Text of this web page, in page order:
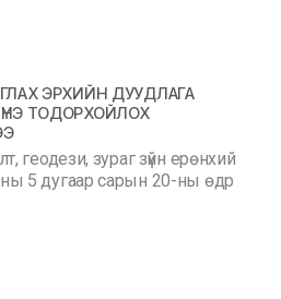
ЭРХИЙН ДУУДЛАГА
ТОДОРХОЙЛОХ
геодези, зураг зүйн ерөнхий
5 дугаар сарын 20-ны өдр